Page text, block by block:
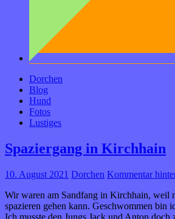
Dorchen
Blog
Hund
Fotos
Lustiges
Spaziergang in Kirchhain
10. August 2021 Dorchen Kommentar
Wir waren am Sandfang in Kirchhain, weil
spazieren gehen kann. Geschwommen bin
Ich musste den Jungs Jack und Anton